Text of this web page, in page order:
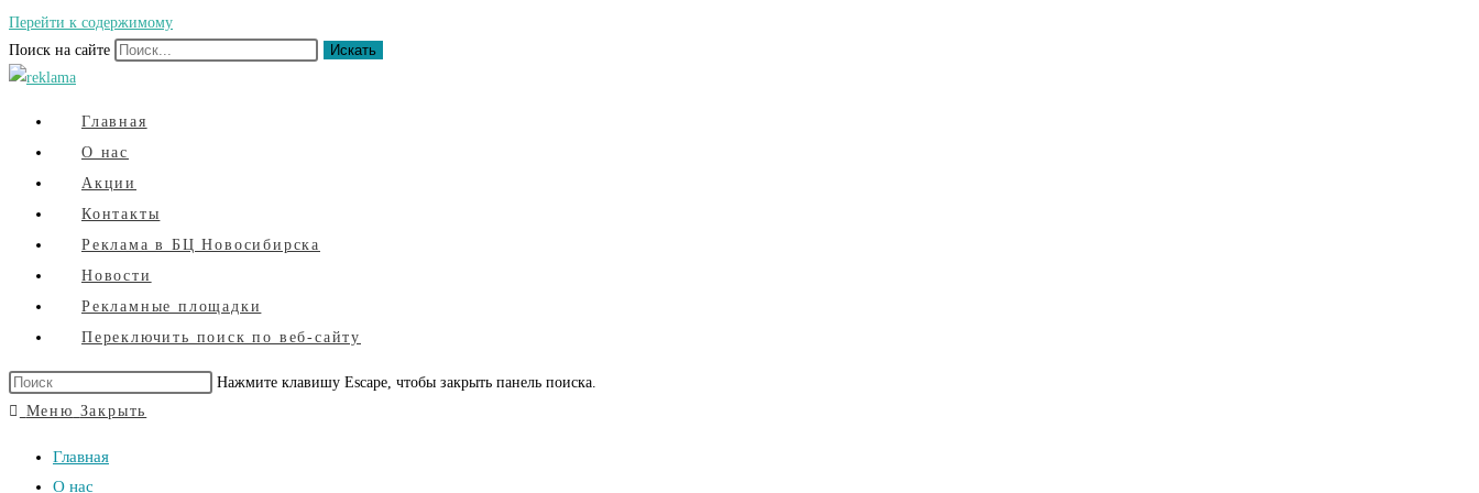
Перейти к содержимому
Поиск на сайте
Искать
Главная
О нас
Акции
Контакты
Реклама в БЦ Новосибирска
Новости
Рекламные площадки
Переключить поиск по веб-сайту
Нажмите клавишу Escape, чтобы закрыть панель поиска.
Меню Закрыть
Главная
О нас